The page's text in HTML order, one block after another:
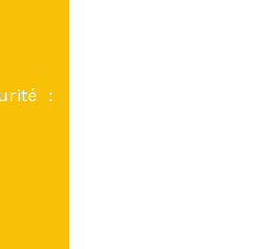
: